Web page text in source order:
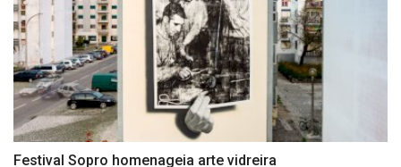
Festival Sopro homenageia arte vidreira